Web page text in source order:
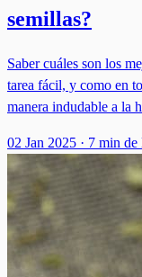
semillas?
Saber cuáles son los
tarea fácil, y como en
manera indudable a la
02 Jan 2025 · 7 min de